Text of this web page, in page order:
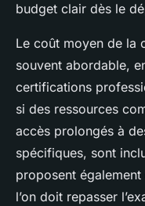
budget clair dès le
Le coût moyen de la
souvent abordable,
certifications
si des ressources
accès prolongés à
spécifiques, sont
proposent
l’on doit repasser